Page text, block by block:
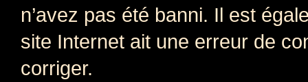
n’avez pas été banni. Il est
site Internet ait une erreur de
corriger.